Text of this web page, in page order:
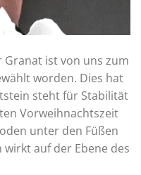
Granat ist von uns zum
worden. Dies hat
steht für Stabilität
Vorweihnachtszeit
unter den Füßen
auf der Ebene des